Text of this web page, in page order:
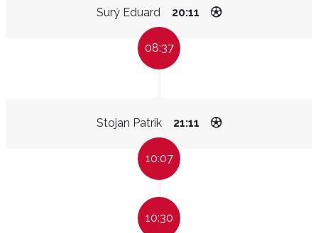
Surý Eduard 20:11
08:37
Stojan Patrik 21:11
10:07
10:30